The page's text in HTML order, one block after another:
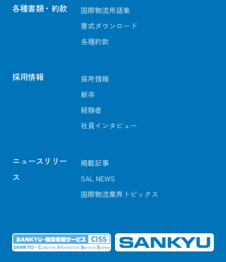
各種書類・約款
国際物流用語集
書式ダウンロード
各種約款
採用情報
採用情報
新卒
経験者
社員インタビュー
ニュースリリー
ス
掲載記事
SAL NEWS
国際物流業界トピックス